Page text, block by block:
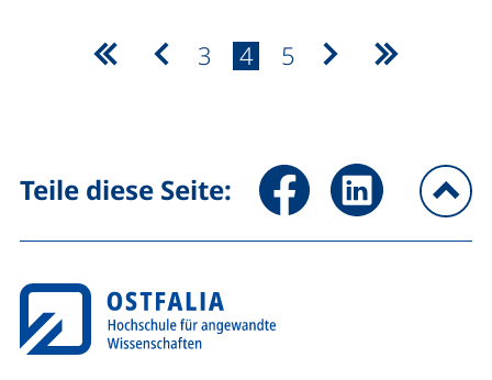
vorherige Seite
Seite:
3 Seite:
4 Seite:
5
Teile diese Seite: Seite über Facebook teilen
Seite über